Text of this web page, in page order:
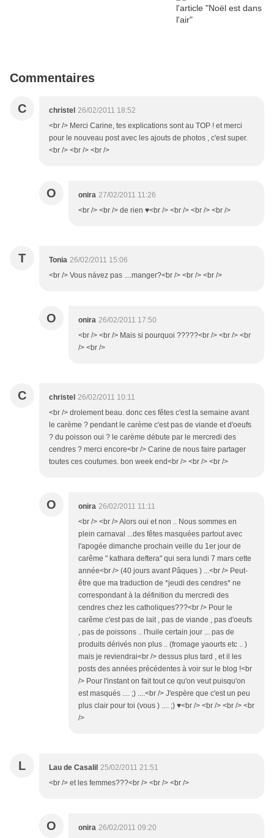
Commentaires
C christel 26/02/2011 18:52
<br /> Merci Carine, tes explications sont au TOP ! et merci
pour le nouveau post avec les ajouts de photos , c'est super.
<br /> <br /> <br />
O onira 27/02/2011 11:26
<br /> <br /> de rien ♥<br /> <br /> <br /> <br />
T Tonia 26/02/2011 15:06
<br /> Vous návez pas ....manger?<br /> <br /> <br />
O onira 26/02/2011 17:50
<br /> <br /> Mais si pourquoi ?????<br /> <br /> <br
/> <br />
C christel 26/02/2011 10:11
<br /> drolement beau. donc ces fêtes c'est la semaine avant
le carème ? pendant le carème c'est pas de viande et d'oeufs
? du poisson oui ? le carème débute par le mercredi des
cendres ? merci encore<br /> Carine de nous faire partager
toutes ces coutumes. bon week end<br /> <br /> <br />
O onira 26/02/2011 11:11
<br /> <br /> Alors oui et non .. Nous sommes en
plein carnaval ...des fêtes masquées partout avec
l'apogée dimanche prochain veille du 1er jour de
carême " kathara deftera" qui sera lundi 7 mars cette
année<br /> (40 jours avant Pâques ) ...<br /> Peut-
être que ma traduction de *jeudi des cendres* ne
correspondant à la définition du mercredi des
cendres chez les catholiques???<br /> Pour le
carême c'est pas de lait , pas de viande , pas d'oeufs
, pas de poissons .. l'huile certain jour ... pas de
produits dérivés non plus .. (fromage yaourts etc .. )
mais je reviendrai<br /> dessus plus tard , et il les
posts des années précédentes à voir sur le blog !<br
/> Pour l'instant on fait tout ce qu'on veut puisqu'on
est masqués .... ;) ....<br /> J'espère que c'est un peu
plus clair pour toi (vous ) .... ;) ♥<br /> <br /> <br /> <br
/>
L Lau de Casalil 25/02/2011 21:51
<br /> et les femmes???<br /> <br /> <br />
O onira 26/02/2011 09:20